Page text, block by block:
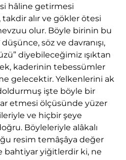
hâline getirmesi
alır ve gökler ötesi
olur. Böyle birinin bu
söz ve davranışı,
diyebileceğimiz ışıktan
kaderinin tebessümler
gelecektir. Yelkenlerini ak
işte böyle bir
etmesi ölçüsünde yüzer
ve hiçbir şeye
Böyleleriyle alâkalı
resim temâşâya değer
bahtiyar yiğitlerdir ki, ne